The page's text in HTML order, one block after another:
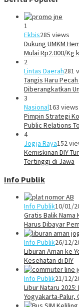
1
Ekbis285 views
Dukung UMKM
Mulai Rp2.000/Kg
2
Lintas Daerah281
Tangis Haru
Diberangkatkan
3
Nasional163 views
Pimpin Strategi
Public Relations
4
Jogja Raya152
Kemiskinan DIY
Tertinggi di Jawa
Info Publik
Info Publik10/01/
Gratis Balik Nama
Harus Dibayar
Info Publik26/12/
Liburan Aman ke
Kesehatan di DIY
Info Publik21/12/
Libur Nataru
Yogyakarta-Palur,